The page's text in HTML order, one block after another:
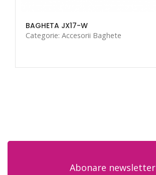
BAGHETA JX17-W
Categorie: Accesorii Baghete
Abonare newsletter